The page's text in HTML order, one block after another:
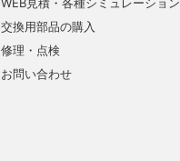
交換用部品の購入
修理・点検
お問い合わせ